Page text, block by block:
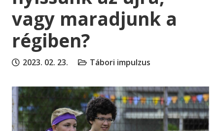
vagy maradjunk a
régiben?
2023. 02. 23. Tábori impulzus